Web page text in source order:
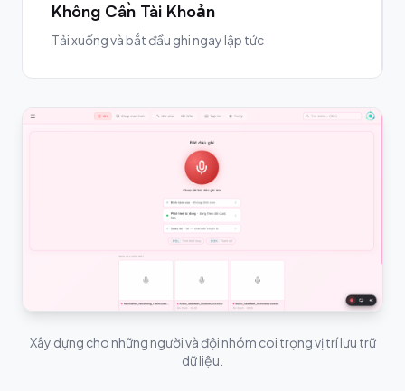
Không Cần Tài Khoản
Tải xuống và bắt đầu ghi ngay lập tức
Xây dựng cho những người và đội nhóm coi trọng vị trí lưu trữ
dữ liệu.